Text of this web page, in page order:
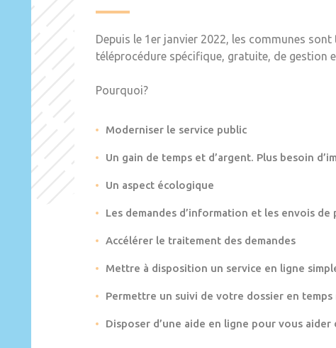
Depuis le 1er janvier 2022, les communes
téléprocédure spécifique, gratuite, de gestion
Pourquoi?
Moderniser le service public
Un gain de temps et d’argent. Plus besoin
Un aspect écologique
Les demandes d’information et les envois
Accélérer le traitement des demandes
Mettre à disposition un service en ligne
Permettre un suivi de votre dossier en temps
Disposer d’une aide en ligne pour vous